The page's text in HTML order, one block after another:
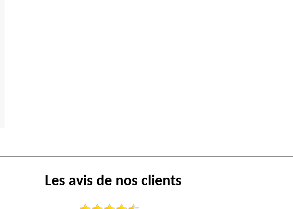
Les avis de nos clients